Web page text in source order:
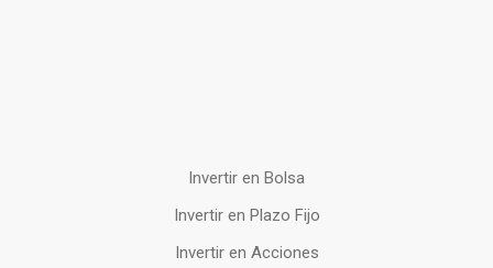
Invertir en Bolsa
Invertir en Plazo Fijo
Invertir en Acciones